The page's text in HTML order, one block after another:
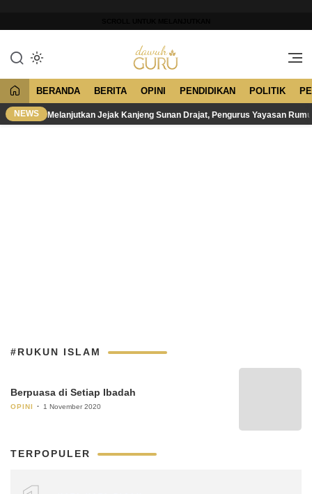
konten
Dawuh Guru
Merawat Tradisi, Membangun
BERANDA BERITA OPINI PENDIDIKAN POLITIK
NEWS Melanjutkan Jejak Kanjeng Sunan Drajat, Pengurus Yayasan
#RUKUN ISLAM
Berpuasa di Setiap Ibadah
OPINI 1 November 2020
TERPOPULER